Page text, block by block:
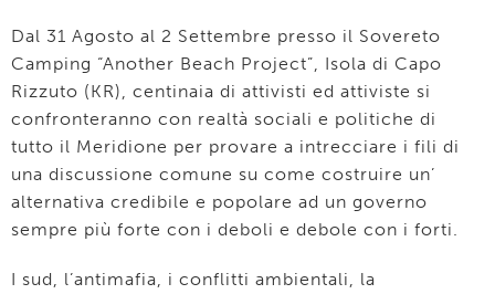
Dal 31 Agosto al 2 Settembre presso il Sovereto
Camping “Another Beach Project”, Isola di Capo
Rizzuto (KR), centinaia di attivisti ed attiviste si
confronteranno con realtà sociali e politiche di
tutto il Meridione per provare a intrecciare i fili di
una discussione comune su come costruire un’
alternativa credibile e popolare ad un governo
sempre più forte con i deboli e debole con i forti.
I sud, l’antimafia, i conflitti ambientali, la